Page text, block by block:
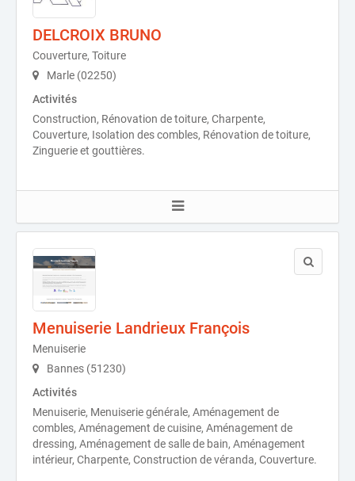
DELCROIX BRUNO
Couverture, Toiture
Marle (02250)
Activités
Construction, Rénovation de toiture, Charpente,
Couverture, Isolation des combles, Rénovation de toiture,
Zinguerie et gouttières.
Menuiserie Landrieux François
Menuiserie
Bannes (51230)
Activités
Menuiserie, Menuiserie générale, Aménagement de
combles, Aménagement de cuisine, Aménagement de
dressing, Aménagement de salle de bain, Aménagement
intérieur, Charpente, Construction de véranda, Couverture.